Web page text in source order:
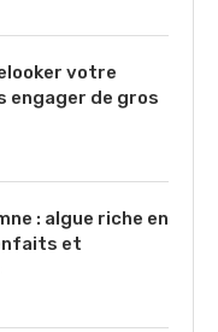
votre
engager de gros
: algue riche en
et